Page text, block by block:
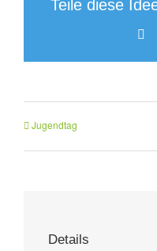
Teile diese
Jugendtag
Details